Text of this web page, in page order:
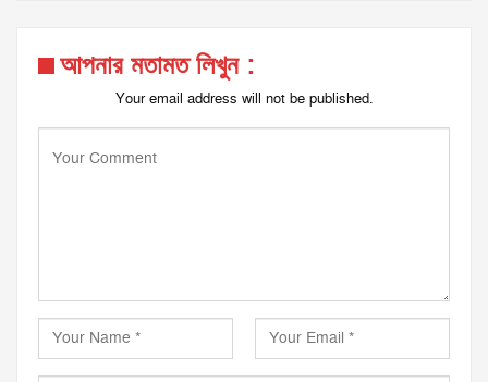
আপনার মতামত লিখুন :
Your email address will not be published.